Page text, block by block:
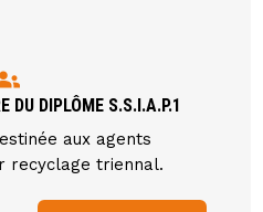
DU DIPLÔME S.S.I.A.P.1
aux agents
recyclage triennal.